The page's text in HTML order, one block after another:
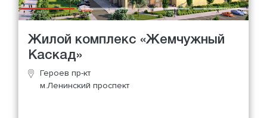
Жилой комплекс «Жемчужный
Каскад»
Героев пр-кт
м.Ленинский проспект